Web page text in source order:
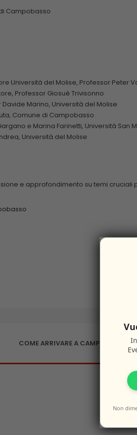
Campobasso
Università del Molise, Professor Peter
Professor Giosuè Trivisonno
Marino, Università del Molise
Comune di Campobasso
e Marina Farinetti, Università San
Università del Molise
e approfondimento su temi
COME ARRIVARE A CAMPOBASSO
Non